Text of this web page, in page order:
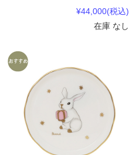
¥44,000(税込)
在庫 なし